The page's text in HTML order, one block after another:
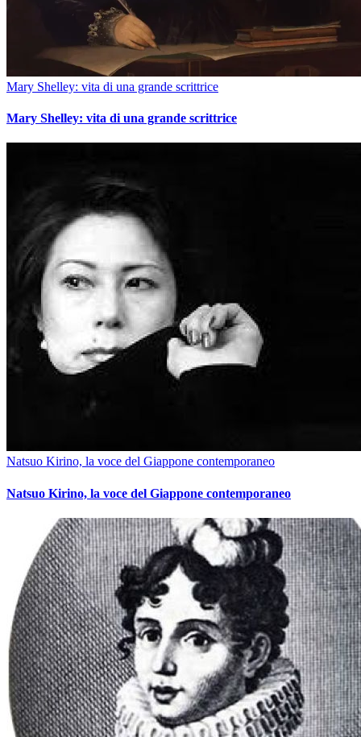
Mary Shelley: vita di una grande scrittrice
Mary Shelley: vita di una grande scrittrice
Natsuo Kirino, la voce del Giappone contemporaneo
Natsuo Kirino, la voce del Giappone contemporaneo